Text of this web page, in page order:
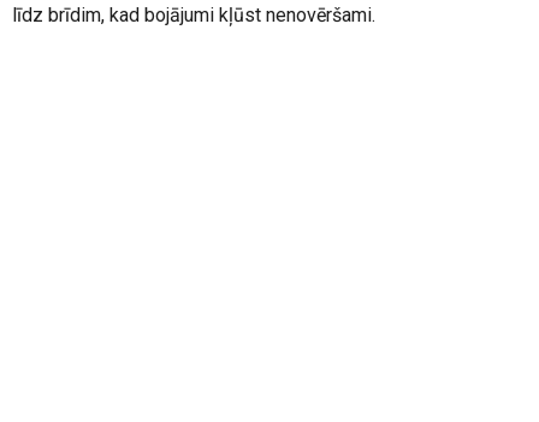
līdz brīdim, kad bojājumi kļūst nenovēršami.